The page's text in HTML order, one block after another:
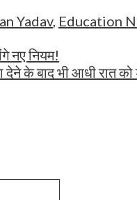
Yadav, Education
नए नियम!
देने के बाद भी आधी रात